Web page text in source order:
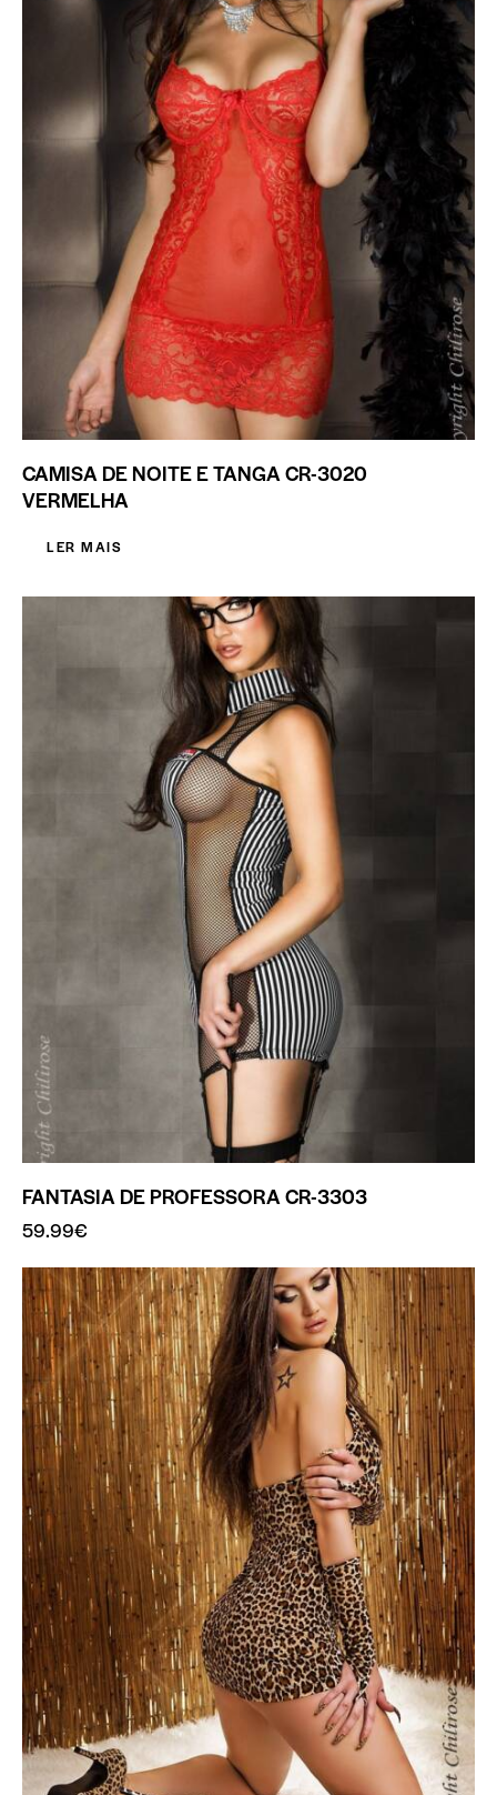
CAMISA DE NOITE E TANGA CR-3020
VERMELHA
LER MAIS
FANTASIA DE PROFESSORA CR-3303
59.99€